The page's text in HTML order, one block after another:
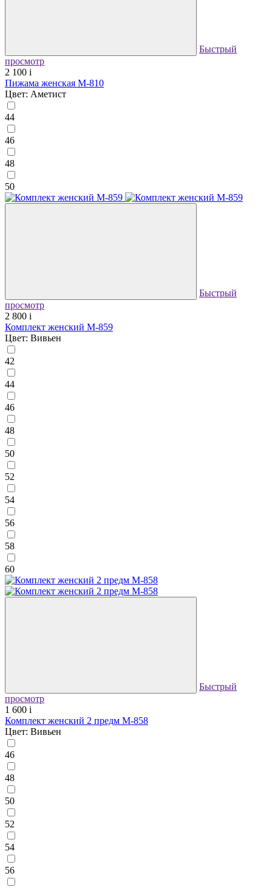
Быстрый
просмотр
2 100 i
Пижама женская М-810
Цвет: Аметист
44
46
48
50
Быстрый
просмотр
2 800 i
Комплект женский М-859
Цвет: Вивьен
42
44
46
48
50
52
54
56
58
60
Быстрый
просмотр
1 600 i
Комплект женский 2 предм М-858
Цвет: Вивьен
46
48
50
52
54
56